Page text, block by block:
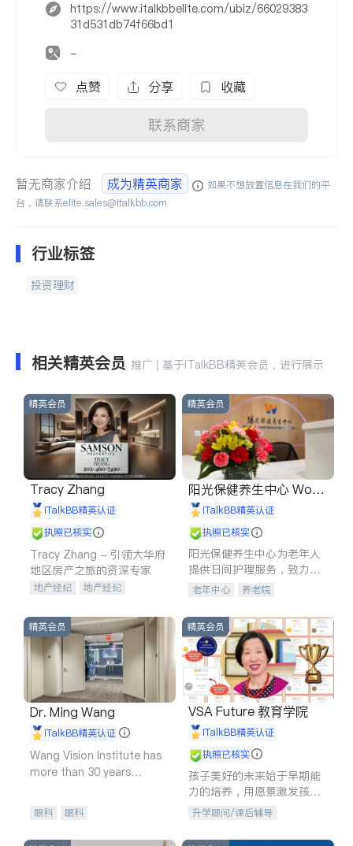
https://www.italkbbelite.com/ubiz/66029383
31d531db74f66bd1
-
点赞 分享 收藏
联系商家
暂无商家介绍 成为精英商家
如果不想放置信息在我们的平
台，请联系elite.sales@italkbb.com
行业标签
投资理财
相关精英会员 推广 | 基于iTalkBB精英会员，进行展示
精英会员
Tracy Zhang
iTalkBB精英认证
执照已核实
Tracy Zhang - 引领大华府
地区房产之旅的资深专家
地产经纪
地产经纪
商铺租售
开发商建商
精英会员
阳光保健养生中心 World
shine
iTalkBB精英认证
执照已核实
阳光保健养生中心为老年人
提供日间护理服务，致力于
通过持续的护理创新来有效
老年中心 养老院
精英会员
Dr. Ming Wang
iTalkBB精英认证
Wang Vision Institute has
more than 30 years
眼科 眼科
精英会员
VSA Future 教育学院
iTalkBB精英认证
执照已核实
孩子美好的未来始于早期能
力的培养，用愿景激发孩子
的学习潜力和动力。理念：
拥有成长型心态是成功的基
石。
升学顾问/课后辅导